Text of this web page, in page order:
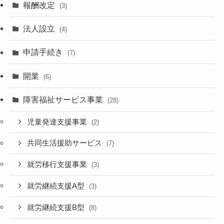
報酬改定 (3)
法人設立 (4)
申請手続き (7)
開業 (6)
障害福祉サービス事業 (28)
児童発達支援事業 (2)
共同生活援助サービス (7)
就労移行支援事業 (3)
就労継続支援A型 (3)
就労継続支援B型 (8)